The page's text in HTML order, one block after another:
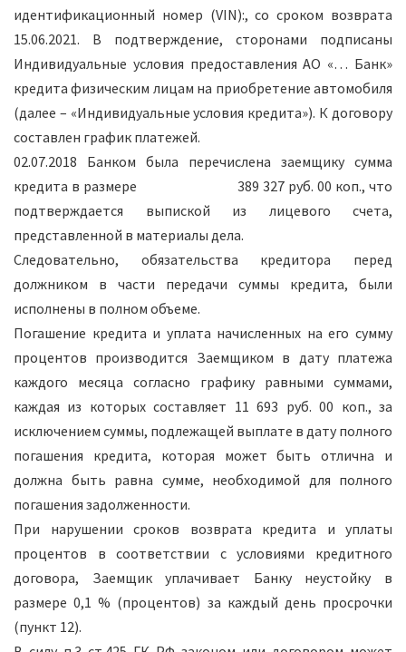
идентификационный номер (VIN):, со сроком возврата
15.06.2021. В подтверждение, сторонами подписаны
Индивидуальные условия предоставления АО «… Банк»
кредита физическим лицам на приобретение автомобиля
(далее – «Индивидуальные условия кредита»). К договору
составлен график платежей.
02.07.2018 Банком была перечислена заемщику сумма
кредита в размере 389 327 руб. 00 коп., что
подтверждается выпиской из лицевого счета,
представленной в материалы дела.
Следовательно, обязательства кредитора перед
должником в части передачи суммы кредита, были
исполнены в полном объеме.
Погашение кредита и уплата начисленных на его сумму
процентов производится Заемщиком в дату платежа
каждого месяца согласно графику равными суммами,
каждая из которых составляет 11 693 руб. 00 коп., за
исключением суммы, подлежащей выплате в дату полного
погашения кредита, которая может быть отлична и
должна быть равна сумме, необходимой для полного
погашения задолженности.
При нарушении сроков возврата кредита и уплаты
процентов в соответствии с условиями кредитного
договора, Заемщик уплачивает Банку неустойку в
размере 0,1 % (процентов) за каждый день просрочки
(пункт 12).